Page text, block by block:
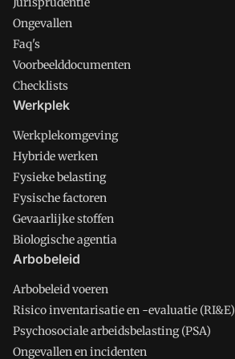
Ongevallen
Faq's
Voorbeelddocumenten
Checklists
Werkplek
Werkplekomgeving
Hybride werken
Fysieke belasting
Fysische factoren
Gevaarlijke stoffen
Biologische agentia
Arbobeleid
Arbobeleid voeren
Risico inventarisatie en -evaluatie (RI&E)
Psychosociale arbeidsbelasting (PSA)
Ongevallen en incidenten